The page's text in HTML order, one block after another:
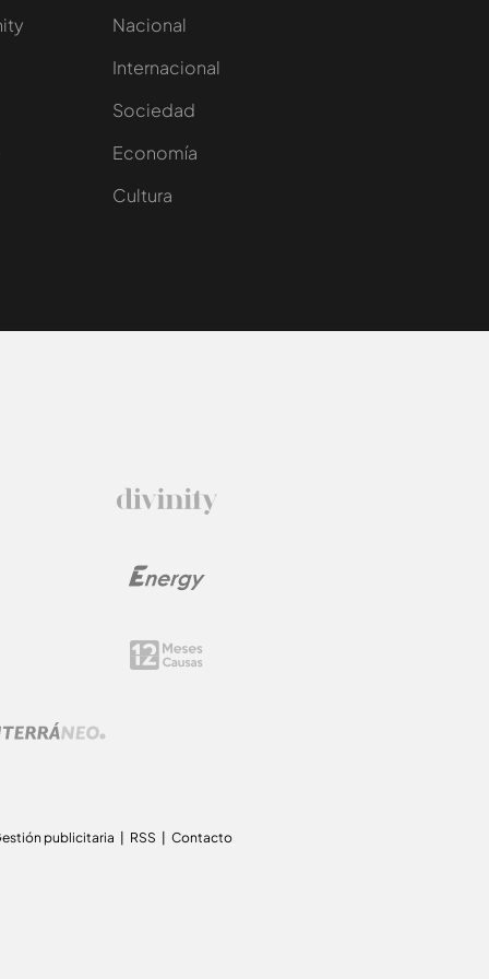
Nacional
Internacional
Sociedad
Economía
Cultura
publicitaria RSS Contacto